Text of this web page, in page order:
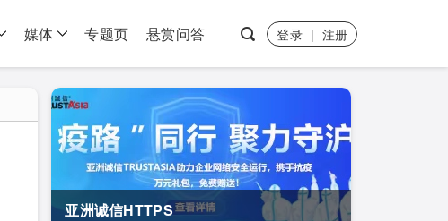
媒体 专题页 悬赏问答 登录 | 注册
亚洲诚信HTTPS